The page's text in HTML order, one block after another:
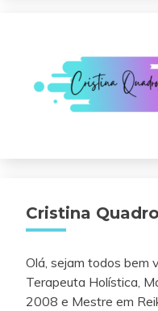
Cristina
Olá, sejam todos bem
Terapeuta Holística,
2008 e Mestre em